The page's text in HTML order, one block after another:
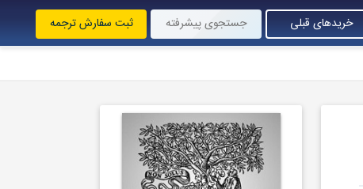
خریدهای قبلی جستجوی پیشرفته ثبت سفارش ترجمه